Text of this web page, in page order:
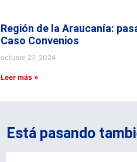
Región de la Araucanía:
Caso Convenios
octubre 27, 2024
Leer más »
Está pasando